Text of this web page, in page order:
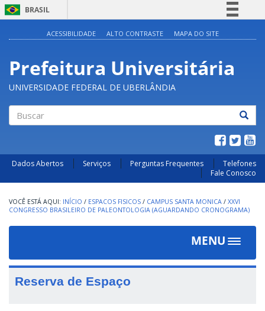
BRASIL
Participe
Acesso à informação
ACESSIBILIDADE ALTO CONTRASTE MAPA DO SITE
Prefeitura Universitária
UNIVERSIDADE FEDERAL DE UBERLÂNDIA
Dados Abertos Serviços Perguntas Frequentes
Telefones
Fale Conosco
INÍCIO / ESPACOS FISICOS / CAMPUS SANTA MONICA / XXVI
CONGRESSO BRASILEIRO DE PALEONTOLOGIA (AGUARDANDO CRONOGRAMA)
MENU
Toggle
Reserva de Espaço